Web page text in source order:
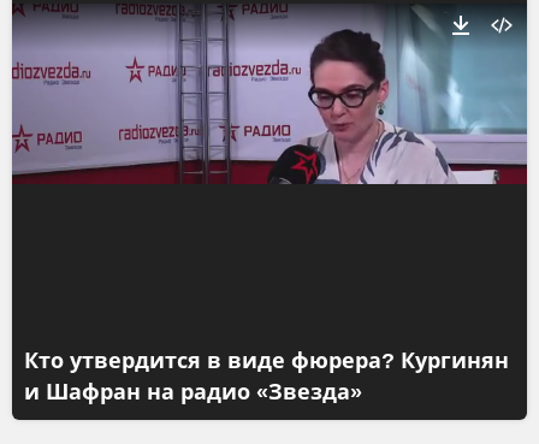
Кто утвердится в виде фюрера? Кургинян
и Шафран на радио «Звезда»